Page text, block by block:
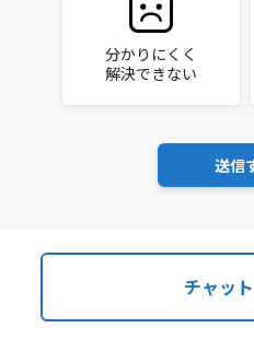
分かりにくく
解決できない
チャッ